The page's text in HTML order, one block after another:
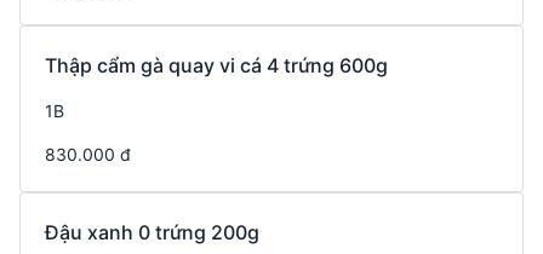
Thập cẩm gà quay vi cá 4 trứng 600g
1B
830.000 đ
Đậu xanh 0 trứng 200g